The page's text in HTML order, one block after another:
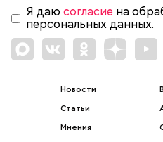
Я даю согласие на
персональных данных.
Новости
Статьи
Мнения